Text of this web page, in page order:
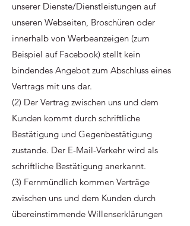
unserer Dienste/Dienstleistungen auf
unseren Webseiten, Broschüren oder
innerhalb von Werbeanzeigen (zum
Beispiel auf Facebook) stellt kein
bindendes Angebot zum Abschluss eines
Vertrags mit uns dar.
(2) Der Vertrag zwischen uns und dem
Kunden kommt durch schriftliche
Bestätigung und Gegenbestätigung
zustande. Der E-Mail-Verkehr wird als
schriftliche Bestätigung anerkannt.
(3) Fernmündlich kommen Verträge
zwischen uns und dem Kunden durch
übereinstimmende Willenserklärungen